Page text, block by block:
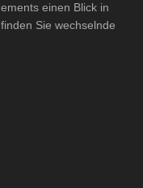
einen Blick in
Sie wechselnde